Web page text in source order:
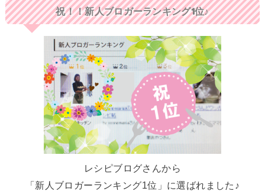
祝！！新人ブロガーランキング1位♪
レシピブログさんから
「新人ブロガーランキング1位」に選ばれました♪